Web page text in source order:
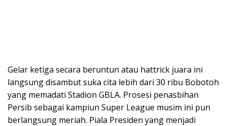
Gelar ketiga secara beruntun atau hattrick juara ini
langsung disambut suka cita lebih dari 30 ribu Bobotoh
yang memadati Stadion GBLA. Prosesi penasbihan
Persib sebagai kampiun Super League musim ini pun
berlangsung meriah. Piala Presiden yang menjadi